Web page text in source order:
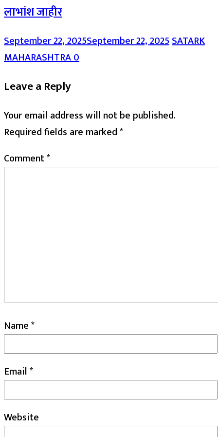
लाभांश जाहीर
September 22, 2025September 22, 2025SATARK
MAHARASHTRA0
Leave a Reply
Your email address will not be published.
Required fields are marked*
Comment*
Name*
Email*
Website